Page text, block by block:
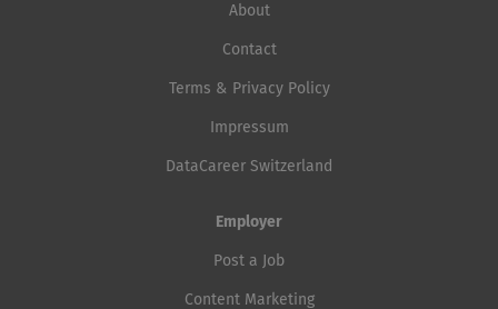
About
Contact
Terms & Privacy Policy
Impressum
DataCareer Switzerland
Employer
Post a Job
Content Marketing